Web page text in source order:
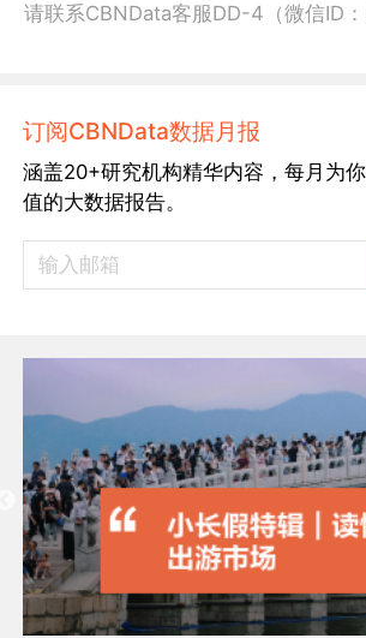
请联系CBNData客服DD-4（微信ID：
订阅CBNData数据月报
涵盖20+研究机构精华内容，每月为
值的大数据报告。